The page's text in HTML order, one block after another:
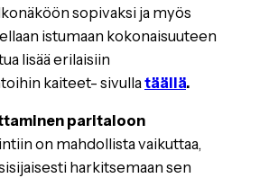
sopivaksi ja myös
istumaan kokonaisuuteen
lisää erilaisiin
kaiteet- sivullatäällä.
paritaloon
on mahdollista vaikuttaa,
harkitsemaan sen